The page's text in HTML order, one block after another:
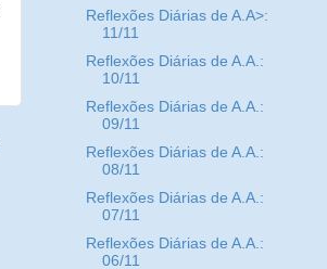
Reflexões Diárias de A.A>:
11/11
Reflexões Diárias de A.A.:
10/11
Reflexões Diárias de A.A.:
09/11
Reflexões Diárias de A.A.:
08/11
Reflexões Diárias de A.A.:
07/11
Reflexões Diárias de A.A.:
06/11